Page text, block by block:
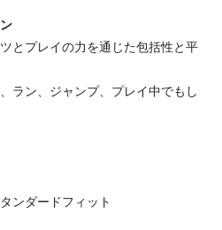
とプレイの力を通じた包括性と平
ラン、ジャンプ、プレイ中でもし
ンダードフィット